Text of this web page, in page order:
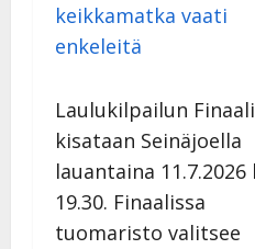
keikkamatka vaati
enkeleitä
Laulukilpailun Finaali
kisataan Seinäjoella
lauantaina 11.7.2026
19.30. Finaalissa
tuomaristo valitsee